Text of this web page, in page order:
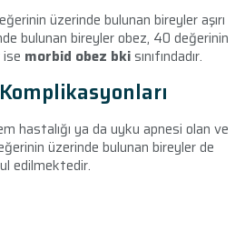
üzerinde bulunan bireyler aşırı
bulunan bireyler obez, 40 değerinin
morbid obez bkisınıfındadır.
hastalığı ya da uyku apnesi olan ve
üzerinde bulunan bireyler de
edilmektedir.